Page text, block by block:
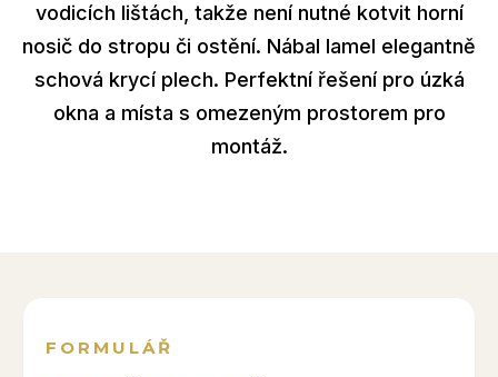
vodicích lištách, takže není nutné kotvit horní
nosič do stropu či ostění. Nábal lamel elegantně
schová krycí plech. Perfektní řešení pro úzká
okna a místa s omezeným prostorem pro
montáž.
FORMULÁŘ